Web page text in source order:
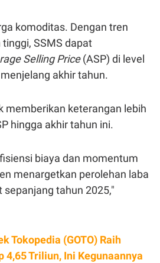
komoditas. Dengan tren
tinggi, SSMS dapat
Selling Price(ASP) di level
akhir tahun.
memberikan keterangan lebih
hingga akhir tahun ini.
biaya dan momentum
menargetkan perolehan laba
sepanjang tahun 2025,"
Tokopedia (GOTO) Raih
4,65 Triliun, Ini Kegunaannya